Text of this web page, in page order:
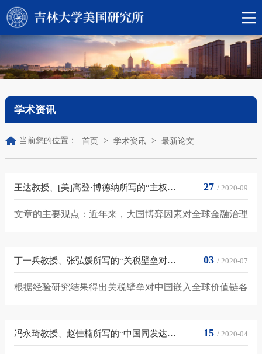
学术资讯
当前您的位置： 首页 > 学术资讯 > 最新论文
王达教授、[美]高登·博德纳所写的“主权债券泡沫、美元依赖性与数字金... 27 / 2020-09
文章的主要观点：近年来，大国博弈因素对全球金融治理
丁一兵教授、张弘媛所写的“关税壁垒对中国嵌入全球价值链的影响”刊... 03 / 2020-07
根据经验研究结果得出关税壁垒对中国嵌入全球价值链各
冯永琦教授、赵佳楠所写的“中国同发达国家及金砖国家股市联动性比较... 15 / 2020-04